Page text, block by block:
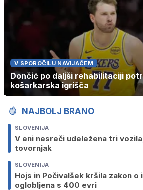
V SPOROČILU NAVIJAČEM
Dončić po daljši rehabilitaciji
košarkarska igrišča
NAJBOLJ BRANO
SLOVENIJA
V eni nesreči udeležena tri
tovornjak
SLOVENIJA
Hojs in Počivalšek kršila zakon o
oglobljena s 400 evri